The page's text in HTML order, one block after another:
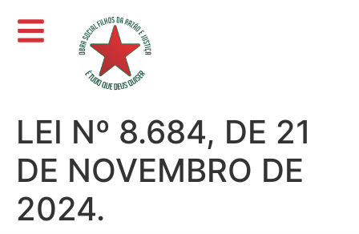
LEI Nº 8.684, DE 21
DE NOVEMBRO DE
2024.